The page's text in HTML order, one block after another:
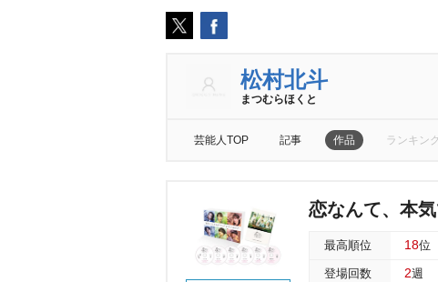
松村北斗
まつむらほくと
芸能人TOP 記事 作品 ランキン
恋なんて、本
最高順位 18位
登場回数 2週